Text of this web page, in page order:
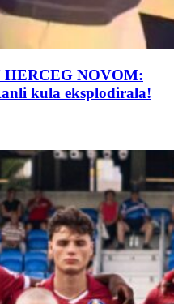
HERCEG NOVOM:
kula eksplodirala!